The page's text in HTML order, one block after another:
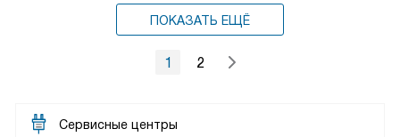
ПОКАЗАТЬ ЕЩЁ
1 2
Сервисные центры